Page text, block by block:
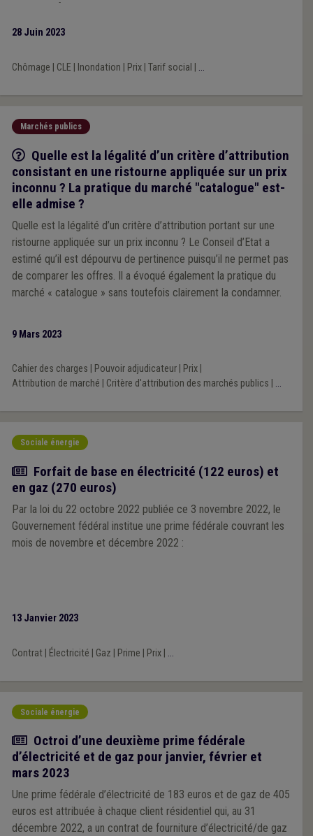
28 Juin 2023
Chômage CLE Inondation Prix| Tarif social ...
Marchés publics
Q/R
Quelle est la légalité d’un critère d’attribution
consistant en une ristourne appliquée sur un prix
inconnu ? La pratique du marché "catalogue" est-
elle admise ?
Quelle est la légalité d’un critère d’attribution portant sur une
ristourne appliquée sur un prix inconnu ? Le Conseil d’Etat a
estimé qu’il est dépourvu de pertinence puisqu’il ne permet pas
de comparer les offres. Il a évoqué également la pratique du
marché « catalogue » sans toutefois clairement la condamner.
9 Mars 2023
Cahier des charges Pouvoir adjudicateur| Prix|
Attribution de marché
Critère d'attribution des marchés publics ...
Sociale énergie
Actualité
Forfait de base en électricité (122 euros) et
en gaz (270 euros)
Par la loi du 22 octobre 2022 publiée ce 3 novembre 2022, le
Gouvernement fédéral institue une prime fédérale couvrant les
mois de novembre et décembre 2022 :
13 Janvier 2023
Contrat| Électricité Gaz Prime Prix| ...
Sociale énergie
Actualité
Octroi d’une deuxième prime fédérale
d’électricité et de gaz pour janvier, février et
mars 2023
Une prime fédérale d’électricité de 183 euros et de gaz de 405
euros est attribuée à chaque client résidentiel qui, au 31
décembre 2022, a un contrat de fourniture d’électricité/de gaz